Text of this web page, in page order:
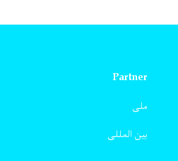
Partner
ملی
بین المللی